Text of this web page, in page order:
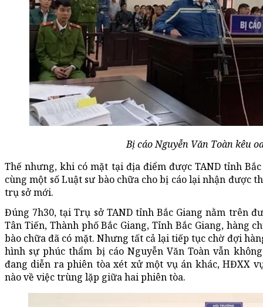
Bị cáo Nguyễn Văn Toàn kêu
Thế nhưng, khi có mặt tại địa điểm được TAND tỉnh
cùng một số Luật sư bào chữa cho bị cáo lại nhận được
trụ sở mới.
Đúng 7h30, tại Trụ sở TAND tỉnh Bắc Giang nằm trên
Tân Tiến, Thành phố Bắc Giang, Tỉnh Bắc Giang, hàng
bào chữa đã có mặt. Nhưng tất cả lại tiếp tục chờ đợi
hình sự phúc thẩm bị cáo Nguyễn Văn Toàn vẫn
đang diễn ra phiên tòa xét xử một vụ án khác, HĐXX
nào về việc trùng lặp giữa hai phiên tòa.